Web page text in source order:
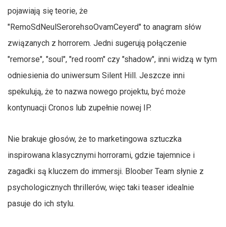
pojawiają się teorie, że
"RemoSdNeulSerorehsoOvamCeyerd" to anagram słów
związanych z horrorem. Jedni sugerują połączenie
"remorse", "soul", "red room" czy "shadow", inni widzą w tym
odniesienia do uniwersum Silent Hill. Jeszcze inni
spekulują, że to nazwa nowego projektu, być może
kontynuacji Cronos lub zupełnie nowej IP.
Nie brakuje głosów, że to marketingowa sztuczka
inspirowana klasycznymi horrorami, gdzie tajemnice i
zagadki są kluczem do immersji. Bloober Team słynie z
psychologicznych thrillerów, więc taki teaser idealnie
pasuje do ich stylu.